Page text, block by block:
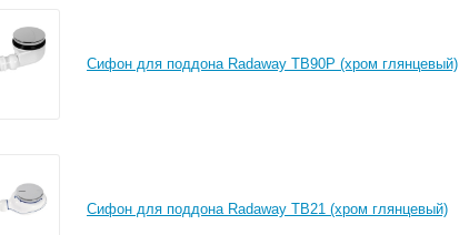
Сифон для поддона Radaway TB90P (хром глянцевый)
Сифон для поддона Radaway TB21 (хром глянцевый)